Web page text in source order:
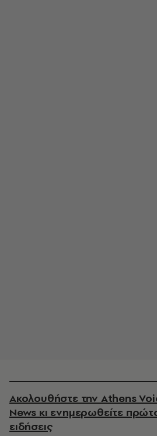
Ακολουθήστε την Athens
News κι ενημερωθείτε
ειδήσεις